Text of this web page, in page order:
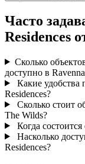
Часто
Residences
Сколько
доступно в
Какие удобства
Residences?
Сколько стоит
The Wilds?
Когда
Насколько
Residences?